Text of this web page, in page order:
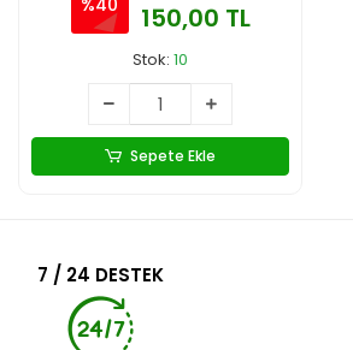
150,00 TL
Stok: 10
Sepete Ekle
7 / 24 DESTEK